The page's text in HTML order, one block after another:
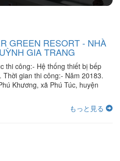
GREEN RESORT - NHÀ
GIA TRANG
thi công:- Hệ thống thiết bị bếp
Thời gian thi công:- Năm 20183.
Khương, xã Phú Túc, huyện
もっと見る